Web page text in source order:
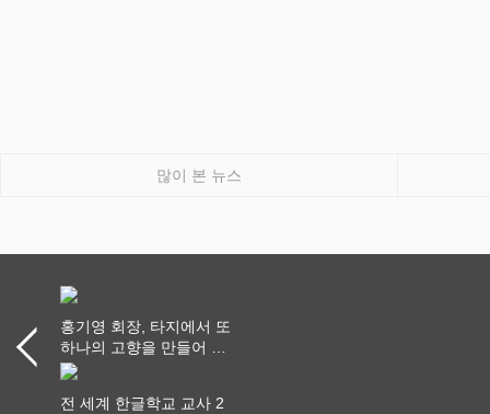
많이 본 뉴스
홍기영 회장, 타지에서 또
하나의 고향을 만들어 가
다
전 세계 한글학교 교사 2